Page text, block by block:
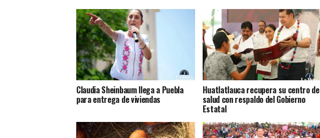
Claudia Sheinbaum llega a Puebla
para entrega de viviendas
Huatlatlauca recupera su centro de
salud con respaldo del Gobierno
Estatal